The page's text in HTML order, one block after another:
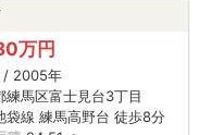
万円
/ 2005年
練馬区富士見台3丁目
袋線 練馬高野台 徒歩8分